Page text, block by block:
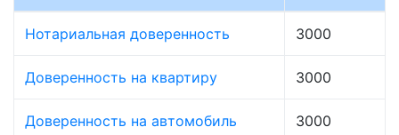
Нотариальная доверенность 3000
Доверенность на квартиру 3000
Доверенность на автомобиль 3000